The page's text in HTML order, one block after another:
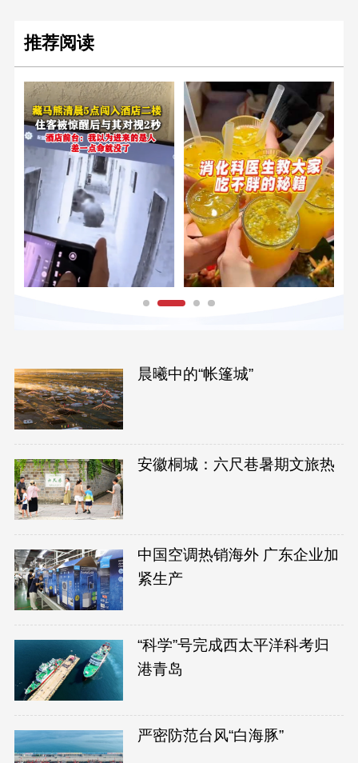
推荐阅读
晨曦中的“帐篷城”
安徽桐城：六尺巷暑期文旅热
中国空调热销海外 广东企业加
紧生产
“科学”号完成西太平洋科考归
港青岛
严密防范台风“白海豚”